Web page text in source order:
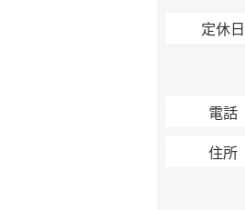
定休日
電話
住所